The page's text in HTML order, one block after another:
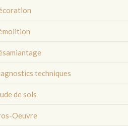
techniques
de sols
Oeuvre